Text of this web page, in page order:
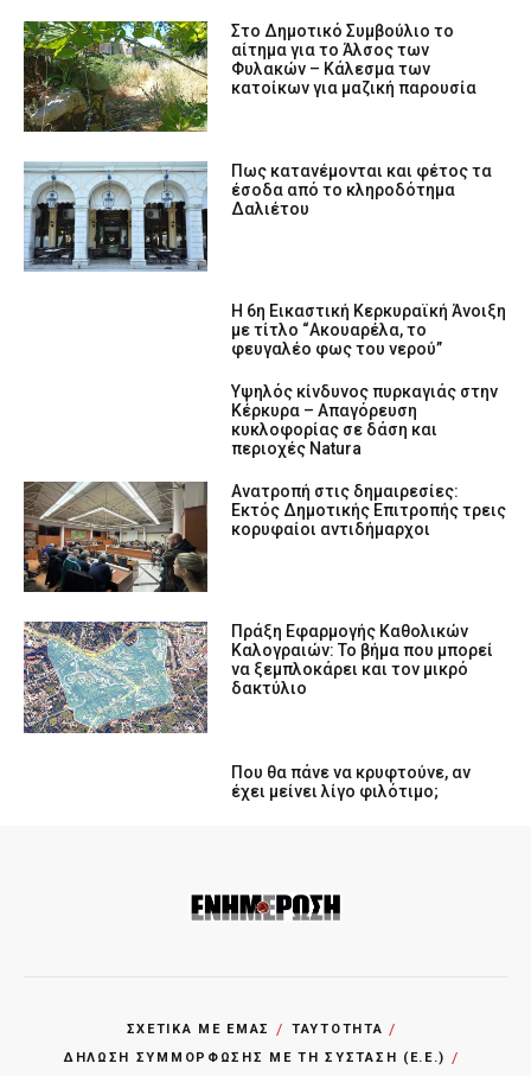
Στο Δημοτικό Συμβούλιο το
αίτημα για το Άλσος των
Φυλακών – Κάλεσμα των
κατοίκων για μαζική παρουσία
Πως κατανέμονται και φέτος τα
έσοδα από το κληροδότημα
Δαλιέτου
Η 6η Εικαστική Κερκυραϊκή Άνοιξη
με τίτλο “Ακουαρέλα, το
φευγαλέο φως του νερού”
Υψηλός κίνδυνος πυρκαγιάς στην
Κέρκυρα – Απαγόρευση
κυκλοφορίας σε δάση και
περιοχές Natura
Ανατροπή στις δημαιρεσίες:
Εκτός Δημοτικής Επιτροπής τρεις
κορυφαίοι αντιδήμαρχοι
Πράξη Εφαρμογής Καθολικών
Καλογραιών: Το βήμα που μπορεί
να ξεμπλοκάρει και τον μικρό
δακτύλιο
Που θα πάνε να κρυφτούνε, αν
έχει μείνει λίγο φιλότιμο;
ΣΧΕΤΙΚΑ ΜΕ ΕΜΑΣ
ΤΑΥΤΟΤΗΤΑ
ΔΗΛΩΣΗ ΣΥΜΜΟΡΦΩΣΗΣ ΜΕ ΤΗ ΣΥΣΤΑΣΗ (Ε.Ε.)